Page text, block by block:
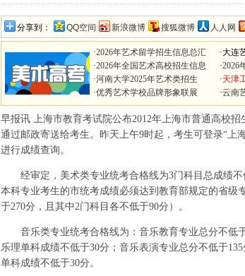
分享到： QQ空间 新浪微博 搜狐微博 人人网
·2026年艺术留学招生信息总汇
·2026年全国艺术高校招生信息
·河南大学2025年艺术类招生
·优秀艺术学校品牌形象联展
·大连
·2026
·天津
·云南
早报讯 上海市教育考试院公布2012年上海市普通高校
通过邮政寄送给考生。昨天上午9时起，考生可登录“上海
进行成绩查询。
经审定，美术类专业统考合格线为3门科目总成绩不
本科专业考生的市统考成绩必须达到教育部规定的省级
于270分，且其中2门科目各不低于90分）。
音乐类专业统考合格线为：音乐教育专业总分不低
乐理单科成绩不低于30分；音乐表演专业总分不低于
单科成绩不低于30分。